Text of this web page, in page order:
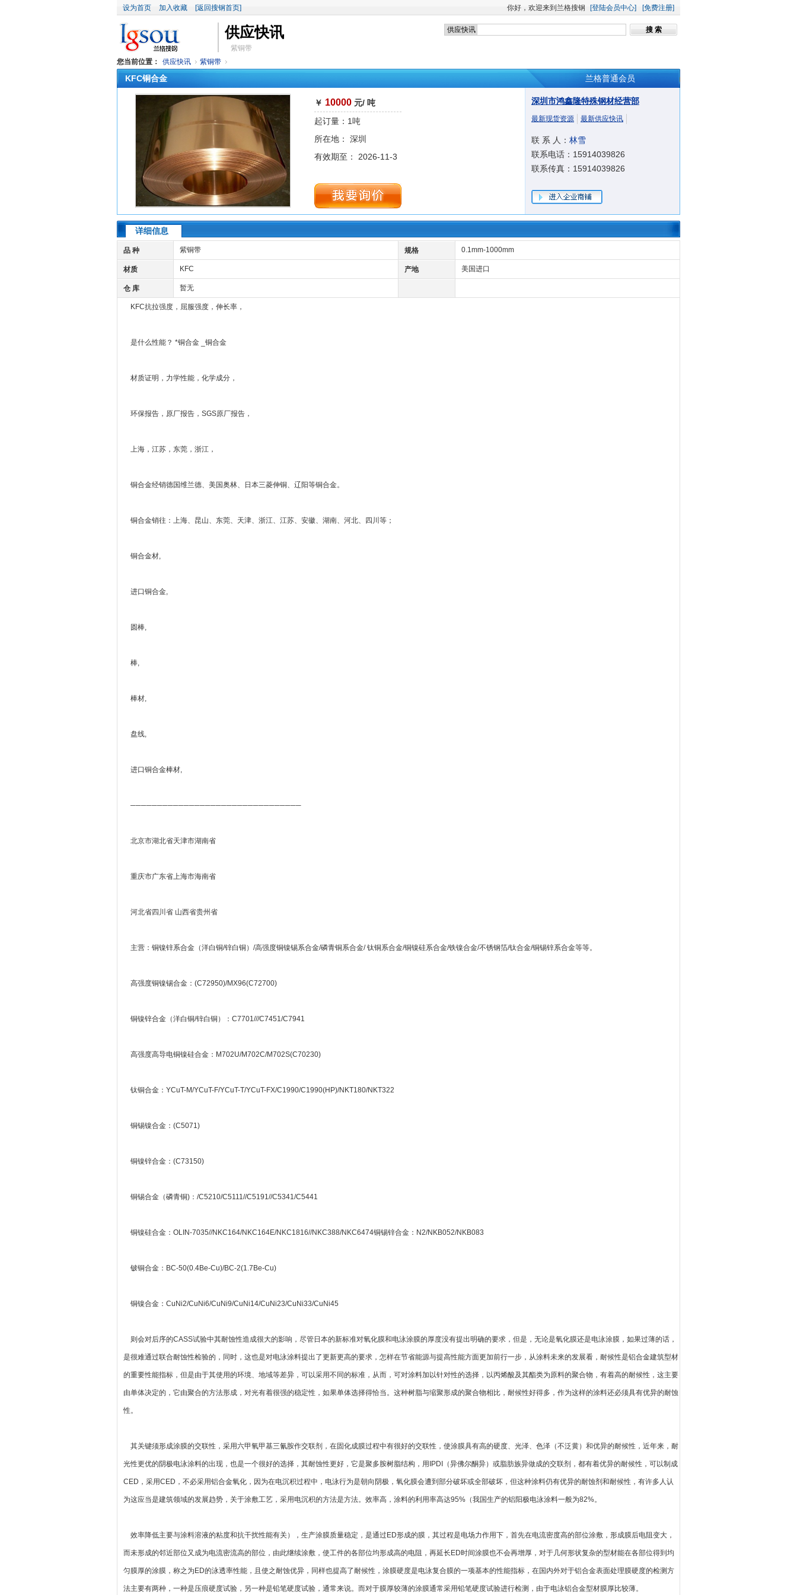
设为首页 加入收藏 [返回搜钢首页] 你好，欢迎来到兰格搜钢 [登陆会员中心] [免费注册]
供应快讯
紫铜带
您当前位置：
供应快讯 紫铜带
KFC铜合金 兰格普通会员
￥ 10000 元/ 吨
起订量：1吨
所在地： 深圳
有效期至： 2026-11-3
深圳市鸿鑫隆特殊钢材经营部
最新现货资源 最新供应快讯
联 系 人： 林雪
联系电话：15914039826
联系传真：15914039826
详细信息
品 种 紫铜带 规格 0.1mm-1000mm
材质 KFC 产地 美国进口
仓 库 暂无
KFC抗拉强度，屈服强度，伸长率，
是什么性能？ *铜合金 _铜合金
材质证明，力学性能，化学成分，
环保报告，原厂报告，SGS原厂报告，
上海，江苏，东莞，浙江，
铜合金经销德国维兰德、美国奥林、日本三菱伸铜、辽阳等铜合金。
铜合金销往：上海、昆山、东莞、天津、浙江、江苏、安徽、湖南、河北、四川等；
铜合金材,
进口铜合金,
圆棒,
棒,
棒材,
盘线,
进口铜合金棒材,
────────────────────────────────
北京市湖北省天津市湖南省
重庆市广东省上海市海南省
河北省四川省 山西省贵州省
主营：铜镍锌系合金（洋白铜/锌白铜）/高强度铜镍锡系合金/磷青铜系合金/ 钛铜系合金/铜镍硅系合金/铁镍合金/不锈钢箔/钛合金/铜锡锌系合金等等。
高强度铜镍锡合金：(C72950)/MX96(C72700)
铜镍锌合金（洋白铜/锌白铜）：C7701///C7451/C7941
高强度高导电铜镍硅合金：M702U/M702C/M702S(C70230)
钛铜合金：YCuT-M/YCuT-F/YCuT-T/YCuT-FX/C1990/C1990(HP)/NKT180/NKT322
铜锡镍合金：(C5071)
铜镍锌合金：(C73150)
铜锡合金（磷青铜)：/C5210/C5111//C5191//C5341/C5441
铜镍硅合金：OLIN-7035//NKC164/NKC164E/NKC1816//NKC388/NKC6474铜锡锌合金：N2/NKB052/NKB083
铍铜合金：BC-50(0.4Be-Cu)/BC-2(1.7Be-Cu)
铜镍合金：CuNi2/CuNi6/CuNi9/CuNi14/CuNi23/CuNi33/CuNi45
则会对后序的CASS试验中其耐蚀性造成很大的影响，尽管日本的新标准对氧化膜和电泳涂膜的厚度没有提出明确的要求，但是，无论是氧化膜还是电泳涂膜，如果过薄的话，
是很难通过联合耐蚀性检验的，同时，这也是对电泳涂料提出了更新更高的要求，怎样在节省能源与提高性能方面更加前行一步，从涂料未来的发展看，耐候性是铝合金建筑型材
的重要性能指标，但是由于其使用的环境、地域等差异，可以采用不同的标准，从而，可对涂料加以针对性的选择，以丙烯酸及其酯类为原料的聚合物，有着高的耐候性，这主要
由单体决定的，它由聚合的方法形成，对光有着很强的稳定性，如果单体选择得恰当。这种树脂与缩聚形成的聚合物相比，耐候性好得多，作为这样的涂料还必须具有优异的耐蚀
性。
其关键须形成涂膜的交联性，采用六甲氧甲基三氰胺作交联剂，在固化成膜过程中有很好的交联性，使涂膜具有高的硬度、光泽、色泽（不泛黄）和优异的耐候性，近年来，耐
光性更优的阴极电泳涂料的出现，也是一个很好的选择，其耐蚀性更好，它是聚多胺树脂结构，用IPDI（异佛尔酮异）或脂肪族异做成的交联剂，都有着优异的耐候性，可以制成
CED，采用CED，不必采用铝合金氧化，因为在电沉积过程中，电泳行为是朝向阴极，氧化膜会遭到部分破坏或全部破坏，但这种涂料仍有优异的耐蚀剂和耐候性，有许多人认
为这应当是建筑领域的发展趋势，关于涂敷工艺，采用电沉积的方法是方法。效率高，涂料的利用率高达95%（我国生产的铝阳极电泳涂料一般为82%。
效率降低主要与涂料溶液的粘度和抗干扰性能有关），生产涂膜质量稳定，是通过ED形成的膜，其过程是电场力作用下，首先在电流密度高的部位涂敷，形成膜后电阻变大，
而未形成的邻近部位又成为电流密流高的部位，由此继续涂敷，使工件的各部位均形成高的电阻，再延长ED时间涂膜也不会再增厚，对于几何形状复杂的型材能在各部位得到均
匀膜厚的涂膜，称之为ED的泳透率性能，且使之耐蚀优异，同样也提高了耐候性，涂膜硬度是电泳复合膜的一项基本的性能指标，在国内外对于铝合金表面处理膜硬度的检测方
法主要有两种，一种是压痕硬度试验，另一种是铅笔硬度试验，通常来说。而对于膜厚较薄的涂膜通常采用铅笔硬度试验进行检测，由于电泳铝合金型材膜厚比较薄。